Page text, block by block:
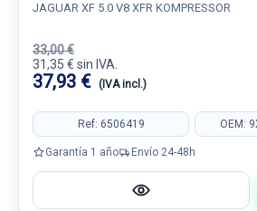
JAGUAR XF 5.0 V8 XFR KOMPRESSOR
33,00 €
31,35 € sin IVA.
37,93 € (IVA incl.)
Ref: 6506419 OEM:
Garantía 1 año Envío 24-48h